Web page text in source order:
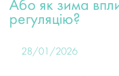
Або як зима
регуляцію?
28/01/2026